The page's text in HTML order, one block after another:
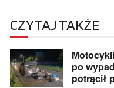
CZYTAJ TAKŻE
po
potrącił